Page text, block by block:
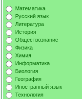
Математика
Русский язык
Литература
История
Обществознание
Физика
Химия
Информатика
Биология
География
Иностранный язык
Технология